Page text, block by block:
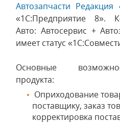
Автозапчасти Редакция
«1С:Предприятие 8».
Авто: Автосервис +
имеет статус
Основные
продукта:
Оприходование
поставщику, заказ
корректировка